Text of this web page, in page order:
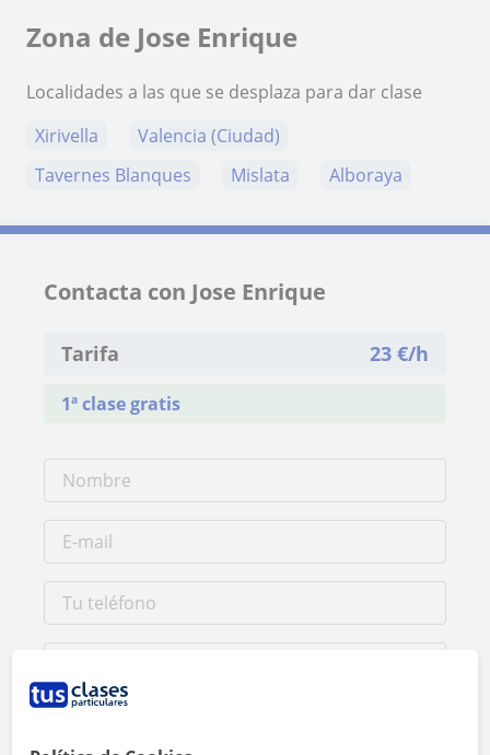
Zona de Jose Enrique
Localidades a las que se desplaza para dar clase
Xirivella
Valencia (Ciudad)
Tavernes Blanques
Mislata Alboraya
Contacta con Jose Enrique
Tarifa 23 €/h
1ª clase gratis